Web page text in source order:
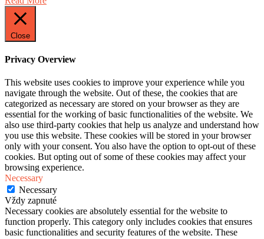
Close
Privacy Overview
This website uses cookies to improve your experience while you
navigate through the website. Out of these, the cookies that are
categorized as necessary are stored on your browser as they are
essential for the working of basic functionalities of the website. We
also use third-party cookies that help us analyze and understand how
you use this website. These cookies will be stored in your browser
only with your consent. You also have the option to opt-out of these
cookies. But opting out of some of these cookies may affect your
browsing experience.
Necessary
Necessary
Vždy zapnuté
Necessary cookies are absolutely essential for the website to
function properly. This category only includes cookies that ensures
basic functionalities and security features of the website. These